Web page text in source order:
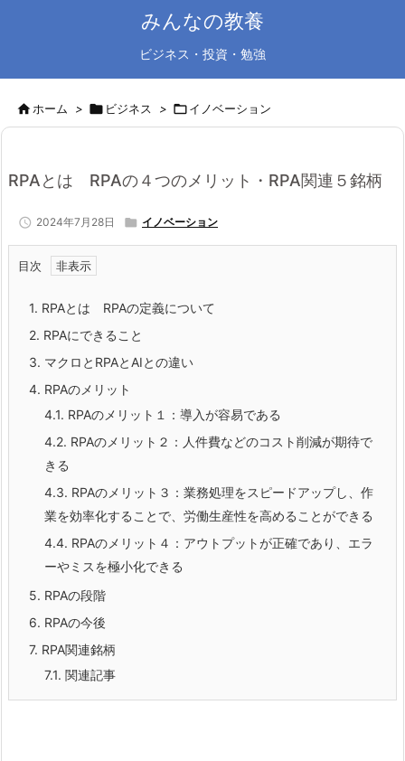
みんなの教養
ビジネス・投資・勉強
ホーム >  ビジネス > イノベーション
RPAとは RPAの４つのメリット・RPA関連５銘柄
 2024年7月28日  イノベーション
目次
1. RPAとは RPAの定義について
2. RPAにできること
3. マクロとRPAとAIとの違い
4. RPAのメリット
4.1. RPAのメリット１：導入が容易である
4.2. RPAのメリット２：人件費などのコスト削減が期待で
きる
4.3. RPAのメリット３：業務処理をスピードアップし、作
業を効率化することで、労働生産性を高めることができる
4.4. RPAのメリット４：アウトプットが正確であり、エラ
ーやミスを極小化できる
5. RPAの段階
6. RPAの今後
7. RPA関連銘柄
7.1. 関連記事